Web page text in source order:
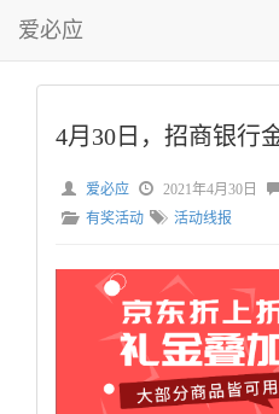
爱必应
爱必应 2021年4月30日
有奖活动
活动线报